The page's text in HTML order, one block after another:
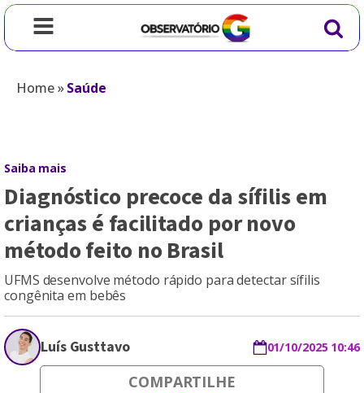
Home»Saúde
Saiba mais
Diagnóstico precoce da sífilis em
crianças é facilitado por novo
método feito no Brasil
UFMS desenvolve método rápido para detectar sífilis
congênita em bebês
Luís Gusttavo 01/10/2025 10:46
COMPARTILHE